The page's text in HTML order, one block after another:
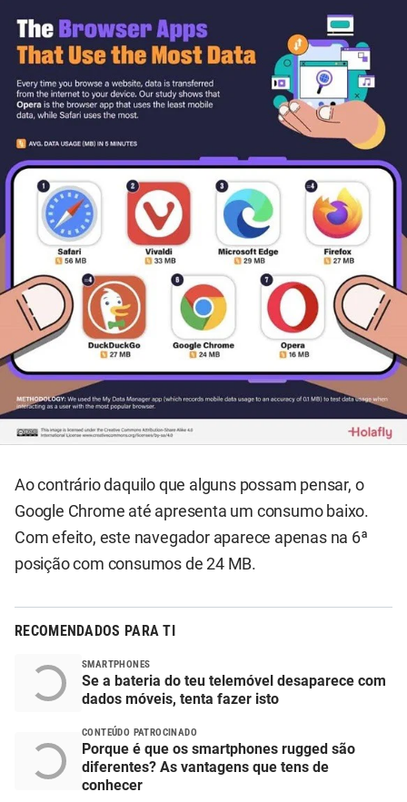
Ao contrário daquilo que alguns possam pensar, o
Google Chrome até apresenta um consumo baixo.
Com efeito, este navegador aparece apenas na 6ª
posição com consumos de 24 MB.
RECOMENDADOS PARA TI
SMARTPHONES
Se a bateria do teu telemóvel desaparece com
dados móveis, tenta fazer isto
CONTEÚDO PATROCINADO
Porque é que os smartphones rugged são
diferentes? As vantagens que tens de
conhecer